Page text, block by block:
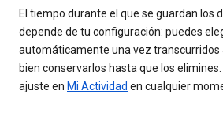
El tiempo durante el que se guardan los
depende de tu configuración: puedes
automáticamente una vez transcurridos
bien conservarlos hasta que los
ajuste en Mi Actividad en cualquier